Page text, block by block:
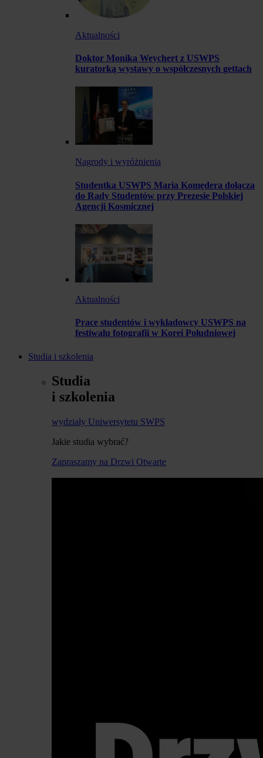
Aktualności
Doktor Monika Weychert z USWPS
kuratorką wystawy o współczesnych gettach
Nagrody i wyróżnienia
Studentka USWPS Maria Komędera dołącza
do Rady Studentów przy Prezesie Polskiej
Agencji Kosmicznej
Aktualności
Prace studentów i wykładowcy USWPS na
festiwalu fotografii w Korei Południowej
Studia i szkolenia
Studia
i szkolenia
wydziały Uniwersytetu SWPS
Jakie studia wybrać?
Zapraszamy na Drzwi Otwarte